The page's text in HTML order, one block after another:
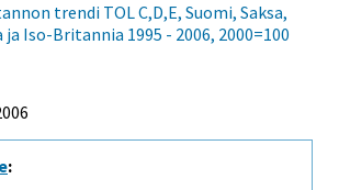
trendi TOL C,D,E, Suomi, Saksa,
ja Iso-Britannia 1995 - 2006, 2000=100
: